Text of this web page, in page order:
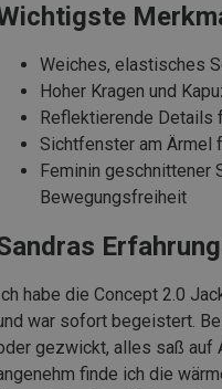
Weiches, elastisches
Hoher Kragen und
Reflektierende
Sichtfenster am Ärmel
Feminin geschnittener
Bewegungsfreiheit
habe die Concept 2.0
war sofort begeistert.
gezwickt, alles saß auf
finde ich die